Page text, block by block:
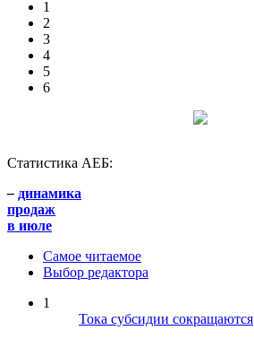
1
2
3
4
5
6
Статистика АЕБ:
– динамика
продаж
в июле
Самое читаемое
Выбор редактора
1
Тока субсидии сокращаются